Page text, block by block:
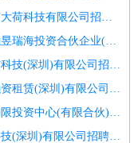
深圳市大荷科技有限公司招聘客户经理
厦门融昱瑞海投资合伙企业(有限合伙)招聘客户经理
新深吉科技(深圳)有限公司招聘呼和浩特客户经理
京控融资租赁(深圳)有限公司招聘客户经理
上海和限投资中心(有限合伙)招聘客户经理
直抓科技(深圳)有限公司招聘客户经理